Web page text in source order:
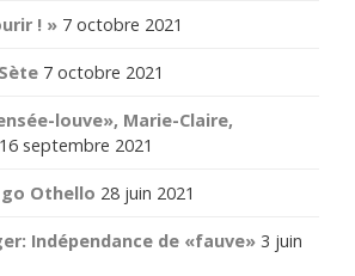
! » 7 octobre 2021
7 octobre 2021
louve», Marie-Claire,
16 septembre 2021
go Othello 28 juin 2021
Indépendance de «fauve» 3 juin